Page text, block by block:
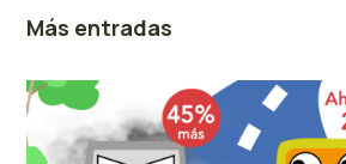
Más entradas